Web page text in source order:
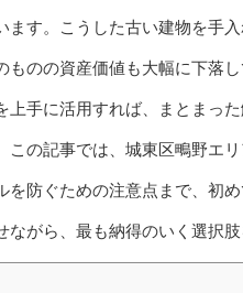
す。こうした古い建物を手
のの資産価値も大幅に下落
手に活用すれば、まとまっ
の記事では、城東区鴫野エ
防ぐための注意点まで、初
がら、最も納得のいく選択肢